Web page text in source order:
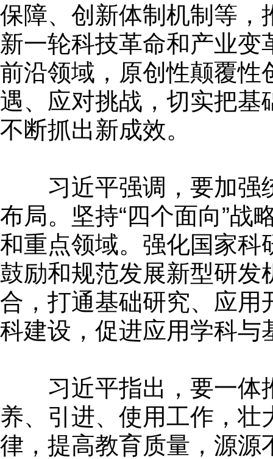
保障、创新体制机制等，
新一轮科技革命和产业
前沿领域，原创性颠覆性
遇、应对挑战，切实把基
不断抓出新成效。
习近平强调，要加强
布局。坚持“四个面向”战
和重点领域。强化国家科
鼓励和规范发展新型研发
合，打通基础研究、应用
科建设，促进应用学科与
习近平指出，要一体
养、引进、使用工作，
律，提高教育质量，源源